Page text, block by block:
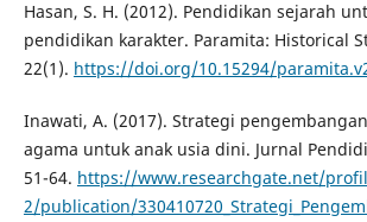
Hasan, S. H. (2012). Pendidikan sejarah
pendidikan karakter. Paramita: Historical
22(1). https://doi.org/10.15294/
Inawati, A. (2017). Strategi
agama untuk anak usia dini. Jurnal
51-64. https://www.researchgate.net/
2/publication/